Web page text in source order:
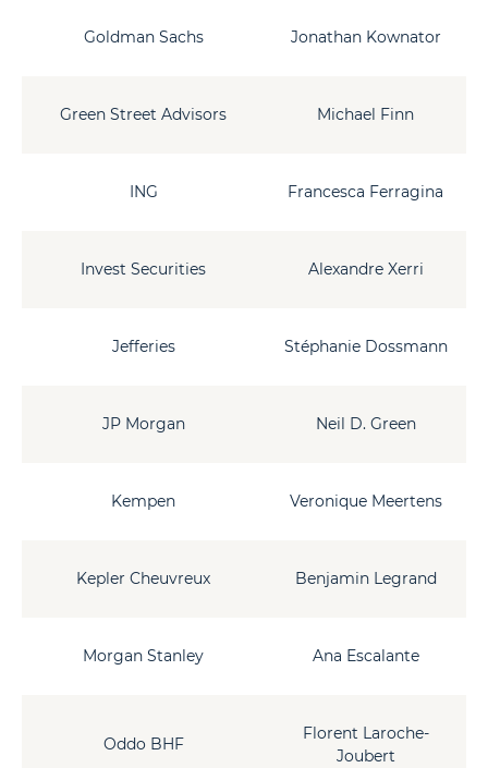
Goldman Sachs Jonathan Kownator
Green Street Advisors Michael Finn
ING Francesca Ferragina
Invest Securities Alexandre Xerri
Jefferies Stéphanie Dossmann
JP Morgan Neil D. Green
Kempen Veronique Meertens
Kepler Cheuvreux Benjamin Legrand
Morgan Stanley Ana Escalante
Oddo BHF
Florent Laroche-
Joubert